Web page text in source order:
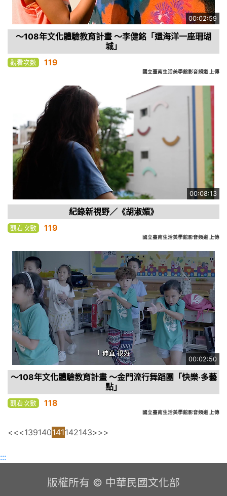
00:02:59
～108年文化體驗教育計畫 ～李健銘「還海洋一座珊瑚
城」
觀看次數 119
國立臺南生活美學館影音頻道 上傳
00:08:13
紀錄新視野／《胡淑媚》
觀看次數 119
國立臺南生活美學館影音頻道 上傳
00:02:50
～108年文化體驗教育計畫 ～金門流行舞蹈團「快樂‧多藝
點」
觀看次數 118
國立臺南生活美學館影音頻道 上傳
<<<139140141142143>>>
:::
版權所有 © 中華民國文化部